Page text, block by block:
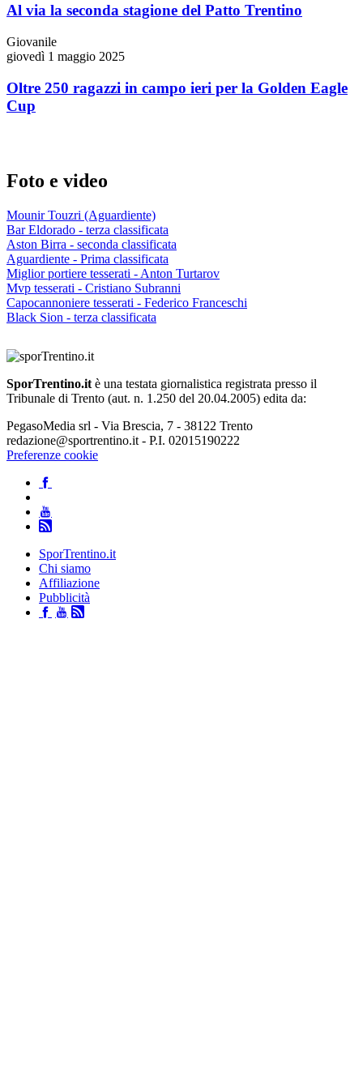
Al via la seconda stagione del Patto Trentino
Giovanile
giovedì 1 maggio 2025
Oltre 250 ragazzi in campo ieri per la Golden Eagle
Cup
Foto e video
Mounir Touzri (Aguardiente)
Bar Eldorado - terza classificata
Aston Birra - seconda classificata
Aguardiente - Prima classificata
Miglior portiere tesserati - Anton Turtarov
Mvp tesserati - Cristiano Subranni
Capocannoniere tesserati - Federico Franceschi
Black Sion - terza classificata
SporTrentino.it è una testata giornalistica registrata presso il
Tribunale di Trento (aut. n. 1.250 del 20.04.2005) edita da:
PegasoMedia srl - Via Brescia, 7 - 38122 Trento
redazione@sportrentino.it - P.I. 02015190222
Preferenze cookie
SporTrentino.it
Chi siamo
Affiliazione
Pubblicità